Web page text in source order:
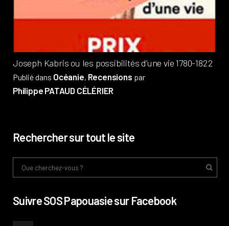
Joseph Kabris ou les possibilités d’une vie 1780-1822
Publié dans Océanie, Recensions par
Philippe PATAUD CÉLÉRIER
Rechercher sur tout le site
Suivre SOS Papouasie sur Facebook